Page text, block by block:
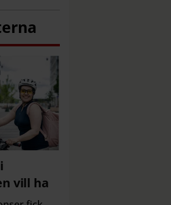
vill ha